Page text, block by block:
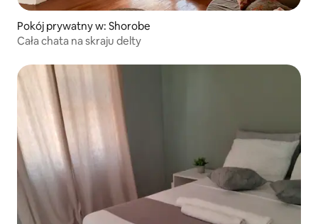
Pokój prywatny w: Shorobe
Cała chata na skraju delty